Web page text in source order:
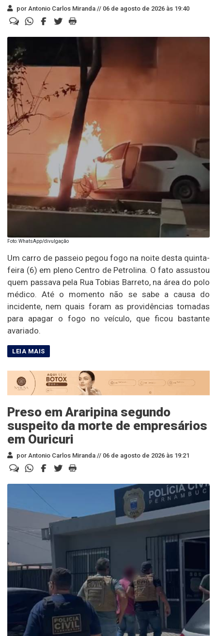
por Antonio Carlos Miranda // 06 de agosto de 2026 às 19:40
Foto: WhatsApp/divulgação
Um carro de passeio pegou fogo na noite desta quinta-
feira (6) em pleno Centro de Petrolina. O fato assustou
quem passava pela Rua Tobias Barreto, na área do polo
médico. Até o momento não se sabe a causa do
incidente, nem quais foram as providências tomadas
para apagar o fogo no veículo, que ficou bastante
avariado.
Preso em Araripina segundo
suspeito da morte de empresários
em Ouricuri
por Antonio Carlos Miranda // 06 de agosto de 2026 às 19:21